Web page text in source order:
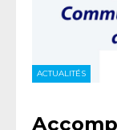
ACTUALITÉS